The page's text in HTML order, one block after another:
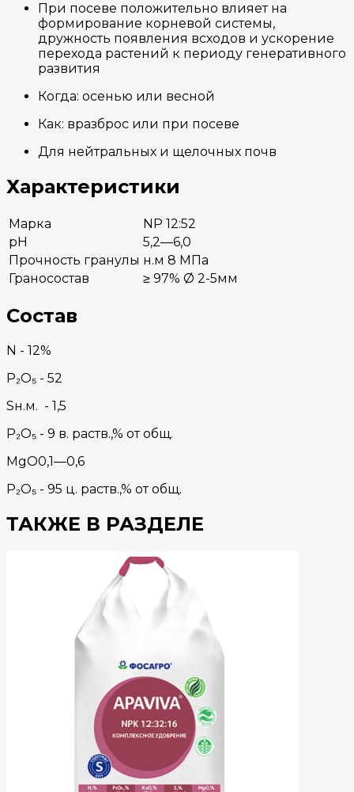
При посеве положительно влияет на
формирование корневой системы,
дружность появления всходов и ускорение
перехода растений к периоду генеративного
развития
Когда: осенью или весной
Как: вразброс или при посеве
Для нейтральных и щелочных почв
Характеристики
Марка
NP 12:52
pH
5,2—6,0
Прочность гранулы н.м 8 МПа
Граносостав
≥ 97% Ø 2-5мм
Состав
N - 12%
P₂O₅ - 52
Sн.м. - 1,5
P₂O₅ - 9 в. раств.,% от общ.
MgO0,1—0,6
P₂O₅ - 95 ц. раств.,% от общ.
ТАКЖЕ В РАЗДЕЛЕ